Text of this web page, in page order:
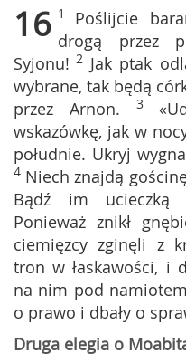
16 1 Poślijcie
drogą przez
Syjonu! 2 Jak ptak
wybrane, tak będą
przez Arnon. 3
wskazówkę, jak w
południe. Ukryj
4 Niech znajdą
Bądź im ucieczką
Ponieważ znikł
ciemięzcy zginęli z
tron w łaskawości, i
na nim pod
o prawo i dbały o
Druga elegia o